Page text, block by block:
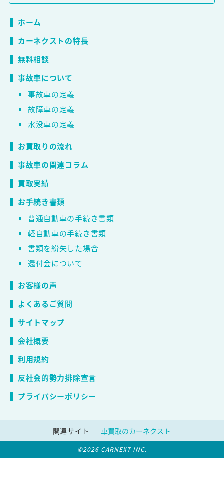
ホーム
カーネクストの特長
無料相談
事故車について
事故車の定義
故障車の定義
水没車の定義
お買取りの流れ
事故車の関連コラム
買取実績
お手続き書類
普通自動車の手続き書類
軽自動車の手続き書類
書類を紛失した場合
還付金について
お客様の声
よくあるご質問
サイトマップ
会社概要
利用規約
反社会的勢力排除宣言
プライバシーポリシー
関連サイト 車買取のカーネクスト
©2026 CARNEXT INC.